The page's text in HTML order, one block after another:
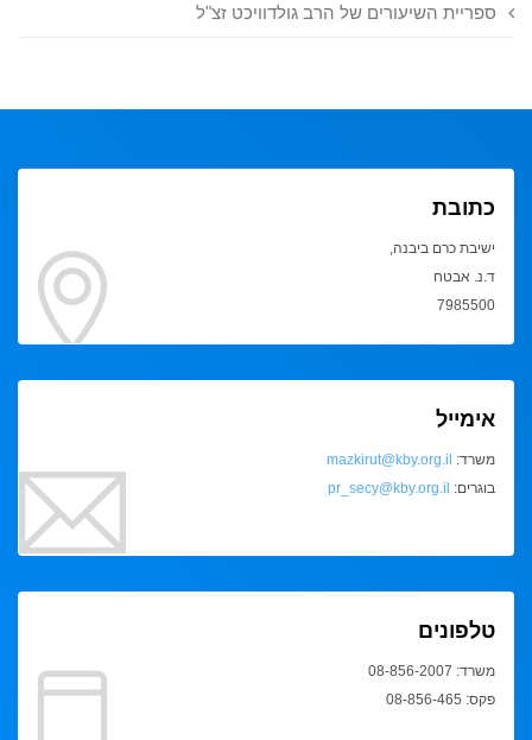
ספריית השיעורים של הרב גולדוויכט זצ"ל
כתובת
ישיבת כרם ביבנה,
ד.נ. אבטח
7985500
אימייל
משרד: mazkirut@kby.org.il
בוגרים: pr_secy@kby.org.il
טלפונים
משרד: 08-856-2007
פקס: 08-856-465